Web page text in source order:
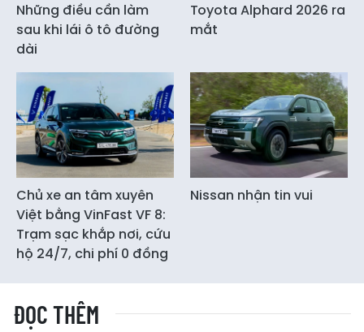
Những điều cần làm
sau khi lái ô tô đường
dài
Toyota Alphard 2026 ra
mắt
Chủ xe an tâm xuyên
Việt bằng VinFast VF 8:
Trạm sạc khắp nơi, cứu
hộ 24/7, chi phí 0 đồng
Nissan nhận tin vui
ĐỌC THÊM